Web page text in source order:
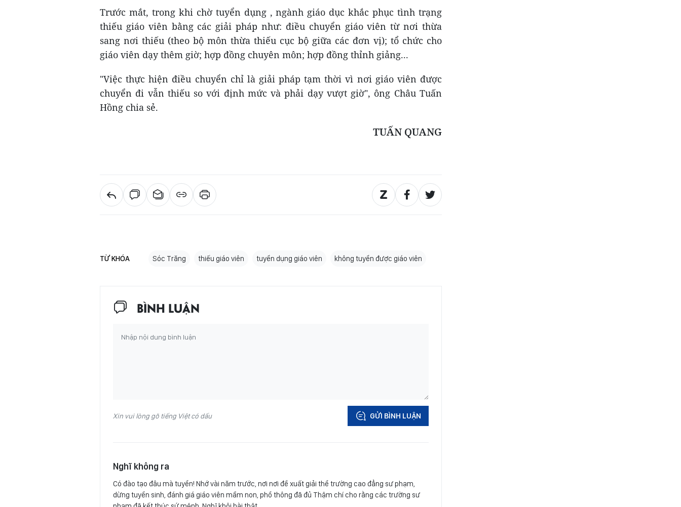
Trước mắt, trong khi chờ tuyển dụng , ngành giáo dục khắc phục tình trạng
thiếu giáo viên bằng các giải pháp như: điều chuyển giáo viên từ nơi thừa
sang nơi thiếu (theo bộ môn thừa thiếu cục bộ giữa các đơn vị); tổ chức cho
giáo viên dạy thêm giờ; hợp đồng chuyên môn; hợp đồng thỉnh giảng...
"Việc thực hiện điều chuyển chỉ là giải pháp tạm thời vì nơi giáo viên được
chuyển đi vẫn thiếu so với định mức và phải dạy vượt giờ", ông Châu Tuấn
Hồng chia sẻ.
TUẤN QUANG
TỪ KHÓA Sóc Trăng thiếu giáo viên tuyển dụng giáo viên không tuyển được giáo viên
BÌNH LUẬN
Xin vui lòng gõ tiếng Việt có dấu GỬI BÌNH LUẬN
Nghĩ không ra
Có đào tạo đâu mà tuyển! Nhớ vài năm trước, nơi nơi đề xuất giải thể trường cao đẳng sư phạm,
dừng tuyển sinh, đánh giá giáo viên mầm non, phổ thông đã đủ Thậm chí cho rằng các trường sư